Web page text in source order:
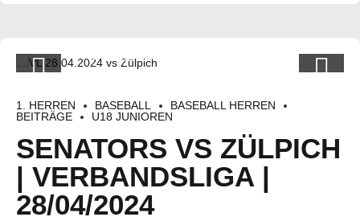
1. HERREN BASEBALL
BASEBALL HERREN
BEITRÄGE
U18 JUNIOREN
SENATORS VS ZÜLPICH
| VERBANDSLIGA |
28/04/2024